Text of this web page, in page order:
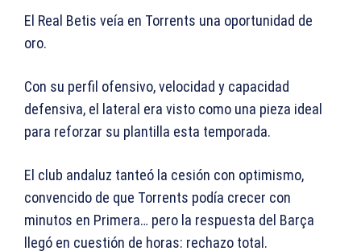
El Real Betis veía en Torrents una oportunidad de
oro.
Con su perfil ofensivo, velocidad y capacidad
defensiva, el lateral era visto como una pieza ideal
para reforzar su plantilla esta temporada.
El club andaluz tanteó la cesión con optimismo,
convencido de que Torrents podía crecer con
minutos en Primera… pero la respuesta del Barça
llegó en cuestión de horas: rechazo total.